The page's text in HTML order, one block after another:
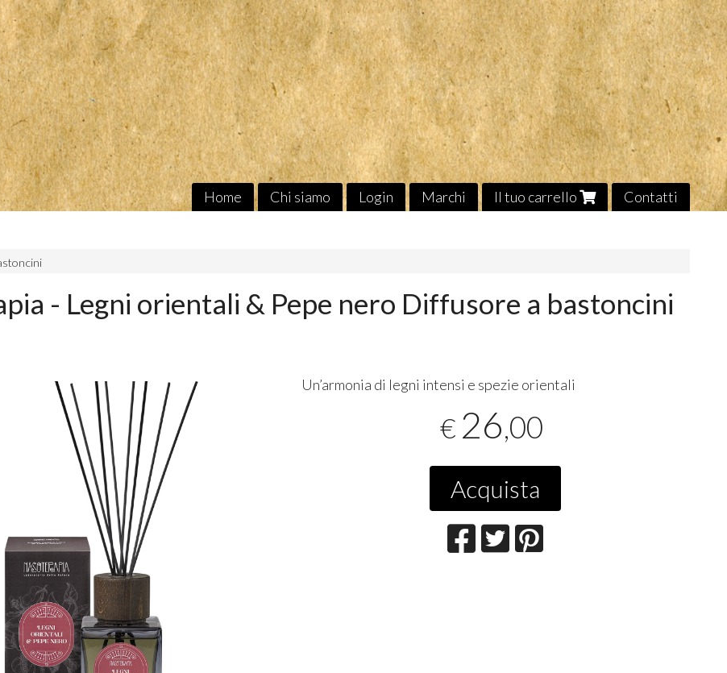
Home Chi siamo Login Marchi Il tuo carrello Contatti
- Legni orientali & Pepe nero Diffusore a bastoncini
Un’armonia di legni intensi e spezie orientali
€ 26,00
Acquista